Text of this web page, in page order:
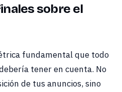
sobre el
fundamental que todo
tener en cuenta. No
de tus anuncios, sino